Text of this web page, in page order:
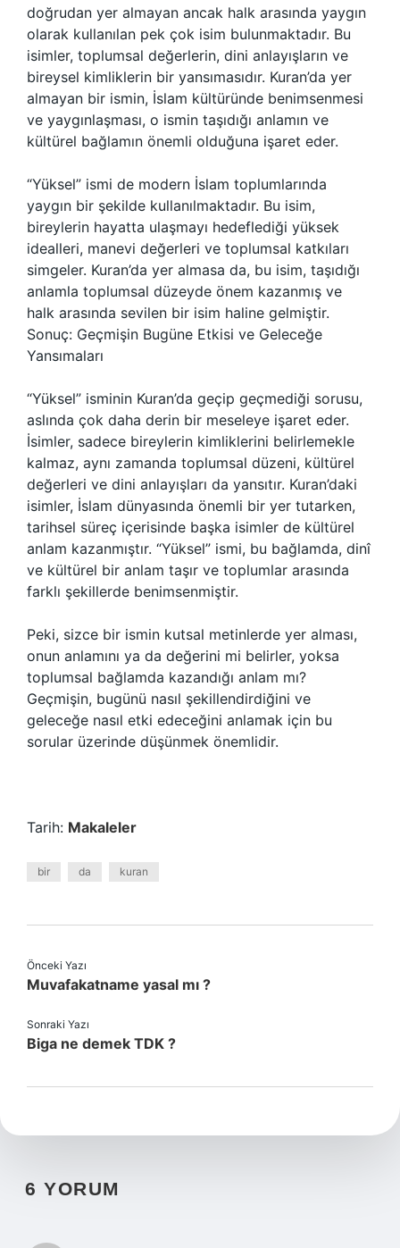
doğrudan yer almayan ancak halk arasında yaygın
olarak kullanılan pek çok isim bulunmaktadır. Bu
isimler, toplumsal değerlerin, dini anlayışların ve
bireysel kimliklerin bir yansımasıdır. Kuran’da yer
almayan bir ismin, İslam kültüründe benimsenmesi
ve yaygınlaşması, o ismin taşıdığı anlamın ve
kültürel bağlamın önemli olduğuna işaret eder.
“Yüksel” ismi de modern İslam toplumlarında
yaygın bir şekilde kullanılmaktadır. Bu isim,
bireylerin hayatta ulaşmayı hedeflediği yüksek
idealleri, manevi değerleri ve toplumsal katkıları
simgeler. Kuran’da yer almasa da, bu isim, taşıdığı
anlamla toplumsal düzeyde önem kazanmış ve
halk arasında sevilen bir isim haline gelmiştir.
Sonuç: Geçmişin Bugüne Etkisi ve Geleceğe
Yansımaları
“Yüksel” isminin Kuran’da geçip geçmediği sorusu,
aslında çok daha derin bir meseleye işaret eder.
İsimler, sadece bireylerin kimliklerini belirlemekle
kalmaz, aynı zamanda toplumsal düzeni, kültürel
değerleri ve dini anlayışları da yansıtır. Kuran’daki
isimler, İslam dünyasında önemli bir yer tutarken,
tarihsel süreç içerisinde başka isimler de kültürel
anlam kazanmıştır. “Yüksel” ismi, bu bağlamda, dinî
ve kültürel bir anlam taşır ve toplumlar arasında
farklı şekillerde benimsenmiştir.
Peki, sizce bir ismin kutsal metinlerde yer alması,
onun anlamını ya da değerini mi belirler, yoksa
toplumsal bağlamda kazandığı anlam mı?
Geçmişin, bugünü nasıl şekillendirdiğini ve
geleceğe nasıl etki edeceğini anlamak için bu
sorular üzerinde düşünmek önemlidir.
Tarih: Makaleler
bir da kuran
Önceki Yazı
Muvafakatname yasal mı ?
Sonraki Yazı
Biga ne demek TDK ?
6 YORUM